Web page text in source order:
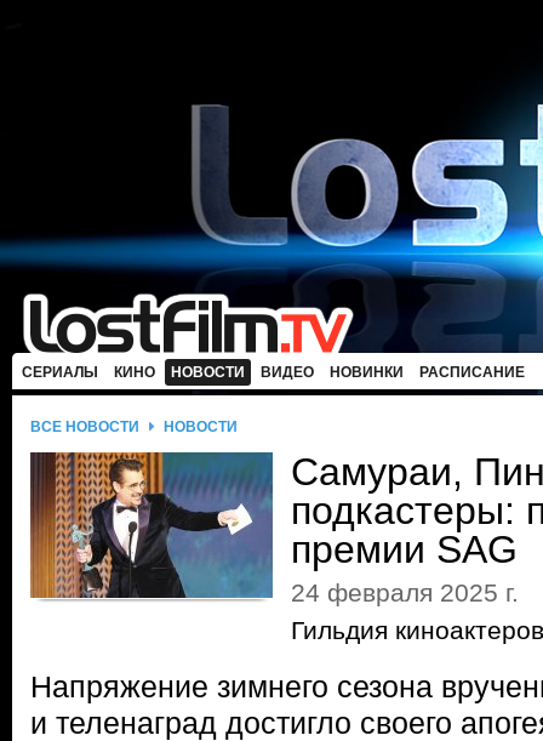
СЕРИАЛЫ КИНО НОВОСТИ ВИДЕО НОВИНКИ РАСПИСАНИЕ
ВСЕ НОВОСТИ НОВОСТИ
Самураи,
подкастеры:
премии SAG
24 февраля 2025 г.
Гильдия
Напряжение зимнего сезона
и теленаград достигло своего